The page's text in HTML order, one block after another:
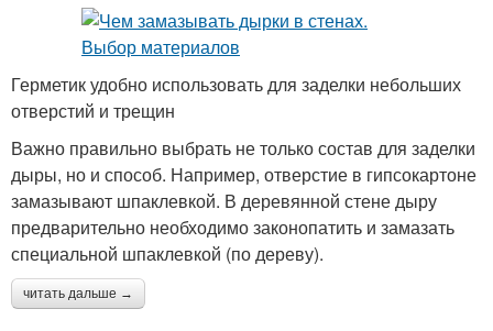
Герметик удобно использовать для заделки небольших
отверстий и трещин
Важно правильно выбрать не только состав для заделки
дыры, но и способ. Например, отверстие в гипсокартоне
замазывают шпаклевкой. В деревянной стене дыру
предварительно необходимо законопатить и замазать
специальной шпаклевкой (по дереву).
читать дальше →